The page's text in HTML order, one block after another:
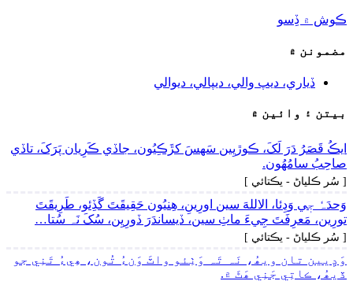
ڪوش ۾ ڏِسو
مضمونن ۾
ڏياري، ديپ والي، ديپالي، ديوالي
بيتن ۽ وائين ۾
ايڪُ قَصَرُ دَرَ لَکَ، ڪوڙيِين سَھسَ کڙَڪِيُون، جاڏي ڪَرِيان پَرَکَ، تاڏي
صاحِبُ سامُهُون.
[ سُر ڪلياڻ - يڪتائي ]
وَحدَہٗ جٖي وَڍِئا، الاللهَ سين اورِينِ، ھِنيُون حَقِيقَتَ گَڏِئو، طَرِيقَتَ
تورِين، مَعرِفَتَ جِيءَ ماٺِ سين، ڏيساندَرَ ڏورِيِن، سُکَ نَہ سُتا…
[ سُر ڪلياڻ - يڪتائي ]
وَڍِيين تان ويھُ، نَہ تَہ وَٺِئو واٽَ وَنءُ تُون، ھِيءُ تَنِي جو
ڏيھُ، ڪاتِي جَنِي ھَٿَ ۾.